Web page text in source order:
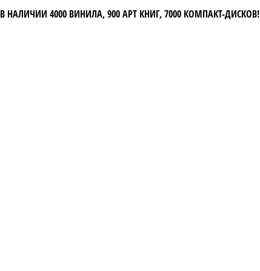
В НАЛИЧИИ 4000 ВИНИЛА, 900 АРТ КНИГ, 7000 КОМПАКТ-ДИСКОВ!